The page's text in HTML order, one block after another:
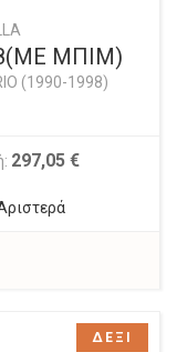
ΜΠΙΜ)
(1990-1998)
297,05 €
ΔΕΞΙ